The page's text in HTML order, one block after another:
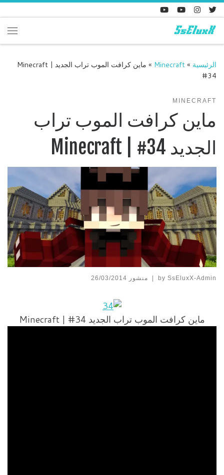
Skip to content
الرئيسية »
Minecraft
»
ماين كرافت الموب تراب الجديد Minecraft |
#34
MINECRAFT
ماين كرافت الموب تراب
الجديد Minecraft | #34
by SsEluxX-Admin
| منشور 26/03/2014
ماين كرافت الموب تراب الجديد Minecraft | #34